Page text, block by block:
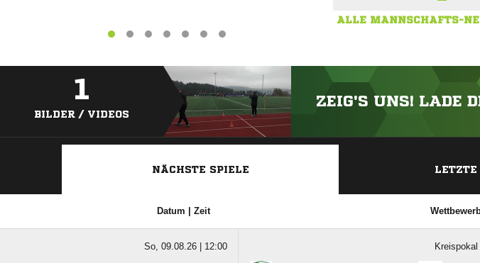
ALLE MANNSCHAFTS-
1
BILDER / VIDEOS
ZEIG'S UNS! LADE
NÄCHSTE SPIELE LETZTE
Datum | Zeit
So, 09.08.26 | 12:00 Kreispokal